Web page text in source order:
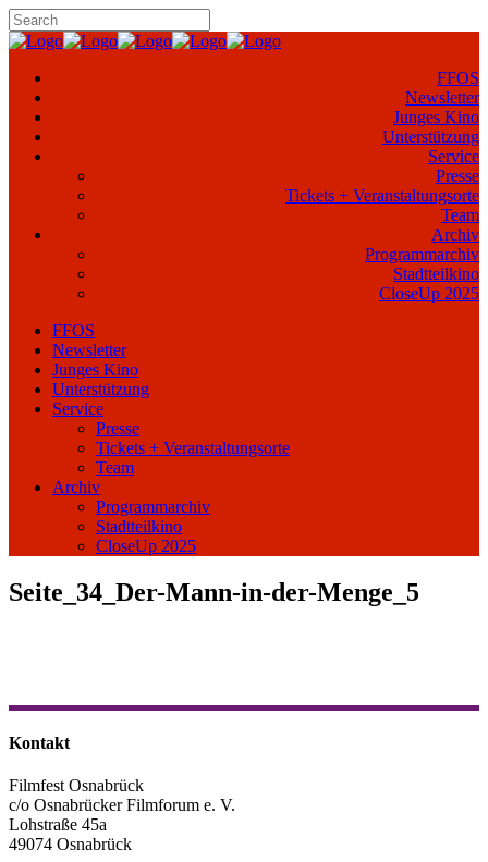
FFOS
Newsletter
Junges Kino
Unterstützung
Service
Presse
Tickets + Veranstaltungsorte
Team
Archiv
Programmarchiv
Stadtteilkino
CloseUp 2025
FFOS
Newsletter
Junges Kino
Unterstützung
Service
Presse
Tickets + Veranstaltungsorte
Team
Archiv
Programmarchiv
Stadtteilkino
CloseUp 2025
Seite_34_Der-Mann-in-der-Menge_5
Kontakt
Filmfest Osnabrück
c/o Osnabrücker Filmforum e. V.
Lohstraße 45a
49074 Osnabrück